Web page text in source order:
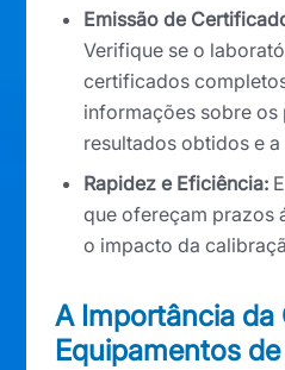
Emissão de
Verifique se o
certificados
informações sobre
resultados obtidos e
Rapidez e Eficiência:
que ofereçam prazos
o impacto da
A Importância da
Equipamentos